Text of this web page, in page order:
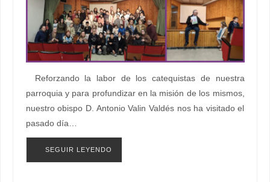
Reforzando la labor de los catequistas de nuestra
parroquia y para profundizar en la misión de los mismos,
nuestro obispo D. Antonio Valin Valdés nos ha visitado el
pasado día…
SEGUIR LEYENDO